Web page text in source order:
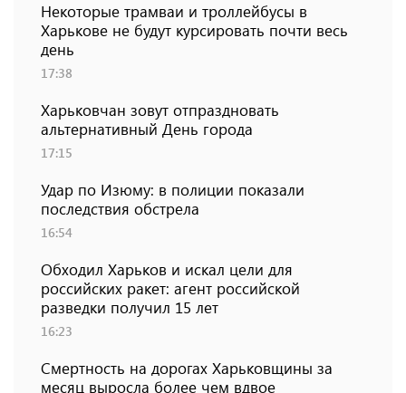
Некоторые трамваи и троллейбусы в
Харькове не будут курсировать почти весь
день
17:38
Харьковчан зовут отпраздновать
альтернативный День города
17:15
Удар по Изюму: в полиции показали
последствия обстрела
16:54
Обходил Харьков и искал цели для
российских ракет: агент российской
разведки получил 15 лет
16:23
Смертность на дорогах Харьковщины за
месяц выросла более чем вдвое